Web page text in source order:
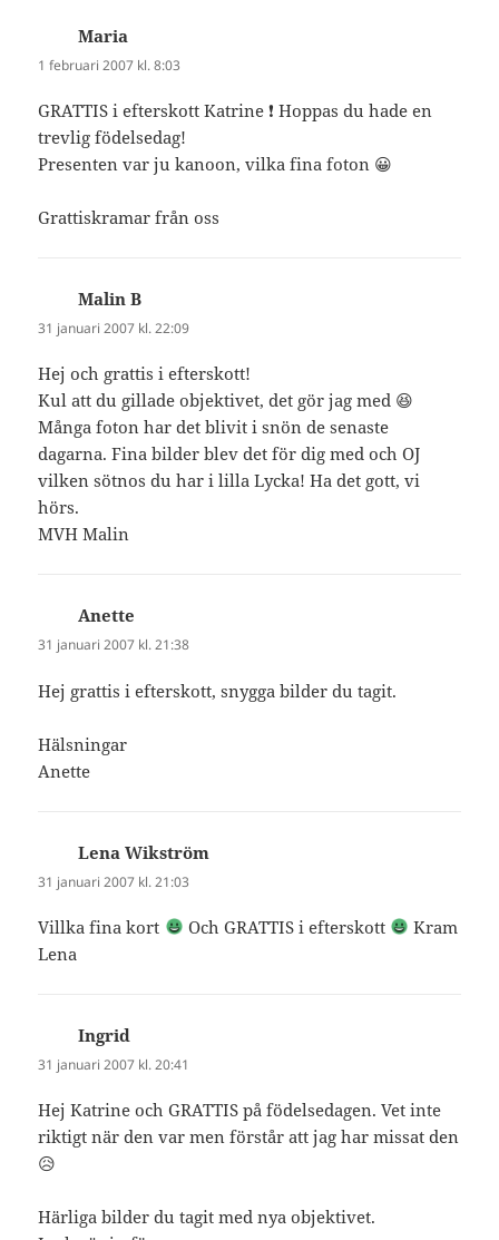
Maria
1 februari 2007 kl. 8:03
GRATTIS i efterskott Katrine ❗ Hoppas du hade en
trevlig födelsedag!
Presenten var ju kanoon, vilka fina foton 😀
Grattiskramar från oss
Malin B
31 januari 2007 kl. 22:09
Hej och grattis i efterskott!
Kul att du gillade objektivet, det gör jag med 😆
Många foton har det blivit i snön de senaste
dagarna. Fina bilder blev det för dig med och OJ
vilken sötnos du har i lilla Lycka! Ha det gott, vi
hörs.
MVH Malin
Anette
31 januari 2007 kl. 21:38
Hej grattis i efterskott, snygga bilder du tagit.
Hälsningar
Anette
Lena Wikström
31 januari 2007 kl. 21:03
Villka fina kort Och GRATTIS i efterskott
Kram
Lena
Ingrid
31 januari 2007 kl. 20:41
Hej Katrine och GRATTIS på födelsedagen. Vet inte
riktigt när den var men förstår att jag har missat den
😥
Härliga bilder du tagit med nya objektivet.